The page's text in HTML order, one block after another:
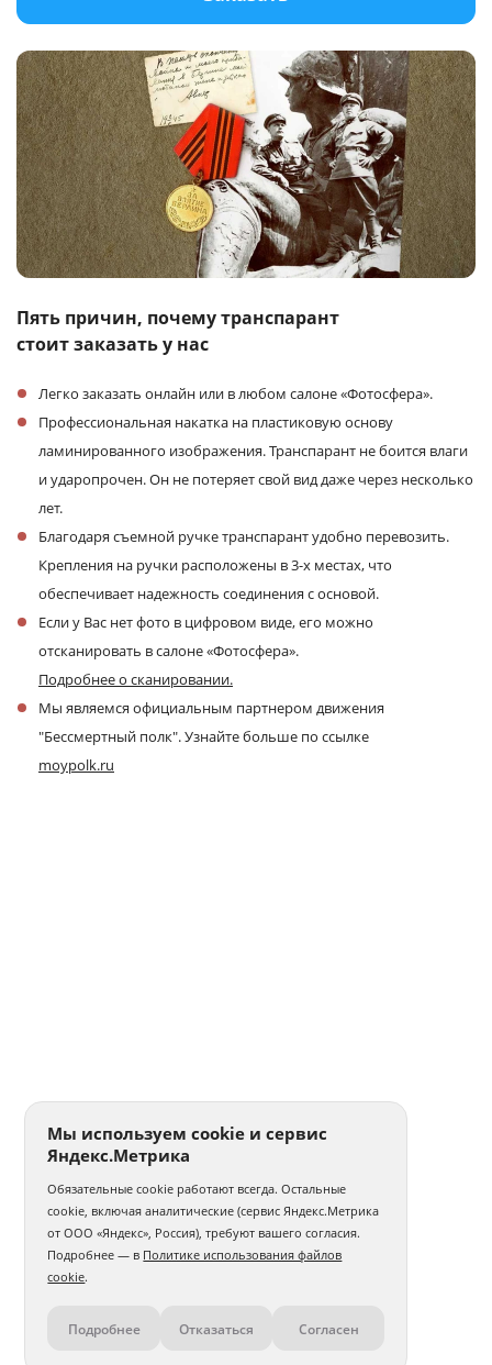
Пять причин, почему транспарант
стоит заказать у нас
Легко заказать онлайн или в любом салоне «Фотосфера».
Профессиональная накатка на пластиковую основу
ламинированного изображения. Транспарант не боится влаги
и ударопрочен. Он не потеряет свой вид даже через несколько
лет.
Благодаря съемной ручке транспарант удобно перевозить.
Крепления на ручки расположены в 3-х местах, что
обеспечивает надежность соединения с основой.
Если у Вас нет фото в цифровом виде, его можно
отсканировать в салоне «Фотосфера».
Подробнее о сканировании.
Мы являемся официальным партнером движения
"Бессмертный полк". Узнайте больше по ссылке
moypolk.ru
Контакты
Мы используем cookie и сервис
Яндекс.Метрика
Обязательные cookie работают всегда. Остальные
cookie, включая аналитические (сервис Яндекс.Метрика
от ООО «Яндекс», Россия), требуют вашего согласия.
Подробнее — в Политике использования файлов
cookie.
Подробнее Отказаться Согласен